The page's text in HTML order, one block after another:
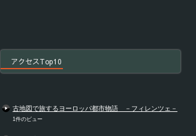
アクセスTop10
古地図で旅するヨーロッパ都市物語 －フィレンツェ－
1件のビュー